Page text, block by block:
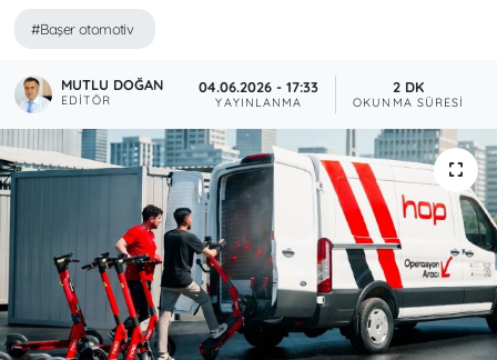
#Başer otomotiv
MUTLU DOĞAN
EDITÖR
04.06.2026 - 17:33
YAYINLANMA
2 DK
OKUNMA SÜRESI